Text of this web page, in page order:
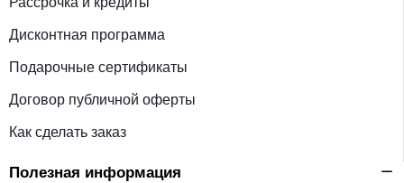
Дисконтная программа
Подарочные сертификаты
Договор публичной оферты
Как сделать заказ
Полезная информация